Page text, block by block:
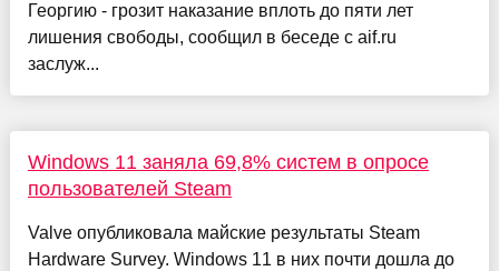
Георгию - грозит наказание вплоть до пяти лет
лишения свободы, сообщил в беседе с aif.ru
заслуж...
Windows 11 заняла 69,8% систем в опросе
пользователей Steam
Valve опубликовала майские результаты Steam
Hardware Survey. Windows 11 в них почти дошла до